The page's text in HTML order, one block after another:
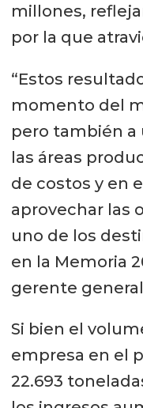
millones,
por la que
“Estos
momento del
pero también a
las áreas
de costos y en
aprovechar las
uno de los
en la Memoria
gerente
Si bien el
empresa en el
22.693